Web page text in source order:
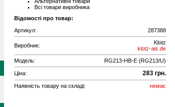
Всі товари виробника
Відомості про товар:
Артикул:
287388
Виробник:
Klotz
klotz-ais.de
Модель:
RG213-HB-E (RG213/U)
Ціна: 283 грн.
Наявність товару на складі: немає